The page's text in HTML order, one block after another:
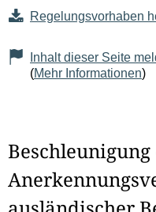
Regelungsvorhaben
Inhalt dieser Seite
(Mehr Informationen)